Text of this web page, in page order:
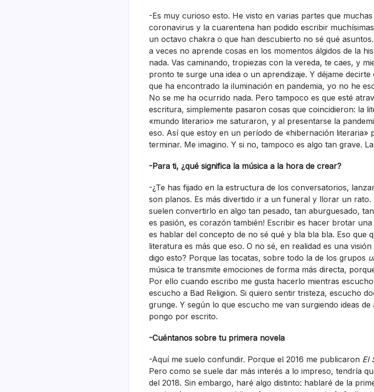
-Es muy curioso esto. He visto en varias partes que
coronavirus y la cuarentena han podido escribir
un octavo chakra o que han descubierto no sé qué
a veces no aprende cosas en los momentos álgidos de la
nada. Vas caminando, tropiezas con la vereda, te caes, y
pronto te surge una idea o un aprendizaje. Y déjame
que ha encontrado la iluminación en pandemia, yo no he
No se me ha ocurrido nada. Pero tampoco es que esté
escritura, simplemente pasaron cosas que coincidieron: la
«mundo literario» me saturaron, y al presentarse la
eso. Así que estoy en un período de «hibernación literaria»
terminar. Me imagino. Y si no, tampoco es algo tan grave.
-Para ti, ¿qué significa la música a la hora de crear?
-¿Te has fijado en la estructura de los conversatorios,
son planos. Es más divertido ir a un funeral y llorar un
suelen convertirlo en algo tan pesado, tan aburguesado,
es pasión, es corazón también! Escribir es hacer brotar
es hablar del concepto de no sé qué y bla bla bla. Eso que
literatura es más que eso. O no sé, en realidad es una
digo esto? Porque las tocatas, sobre todo la de los grupos
música te transmite emociones de forma más directa,
Por ello cuando escribo me gusta hacerlo mientras
escucho a Bad Religion. Si quiero sentir tristeza, escucho
grunge. Y según lo que escucho me van surgiendo ideas
pongo por escrito.
-Cuéntanos sobre tu primera novela
-Aquí me suelo confundir. Porque el 2016 me publicaron El
Pero como se suele dar más interés a lo impreso, tendría
del 2018. Sin embargo, haré algo distinto: hablaré de la